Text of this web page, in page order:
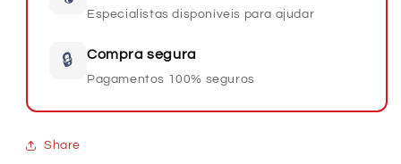
Especialistas disponíveis para ajudar
🔒 Compra segura
Pagamentos 100% seguros
Share